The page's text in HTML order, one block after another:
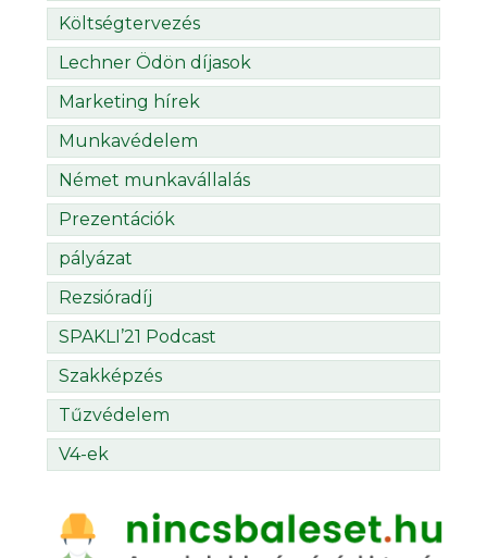
Költségtervezés
Lechner Ödön díjasok
Marketing hírek
Munkavédelem
Német munkavállalás
Prezentációk
pályázat
Rezsióradíj
SPAKLI’21 Podcast
Szakképzés
Tűzvédelem
V4-ek